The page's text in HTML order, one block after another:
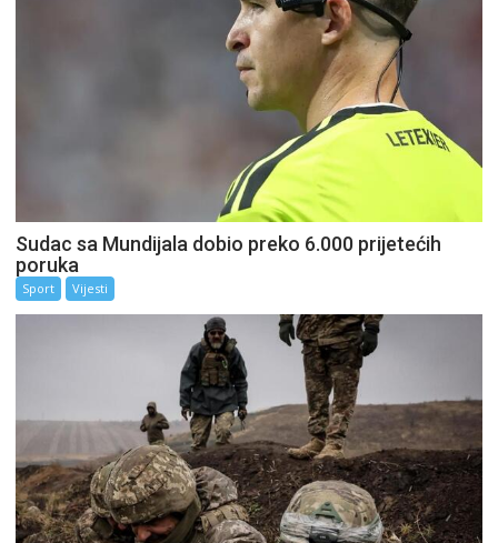
Sudac sa Mundijala dobio preko 6.000 prijetećih
poruka
Sport Vijesti